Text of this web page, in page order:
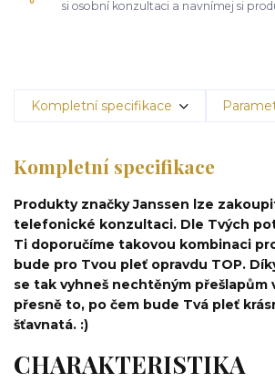
si osobní konzultaci a navnímej si
Kompletní specifikace
Kompletní specifikace
Produkty značky Janssen lze
telefonické konzultaci. Dle Tvých
Ti doporučíme takovou kombinaci
bude pro Tvou pleť opravdu TOP.
se tak vyhneš nechtěným přešlapům
přesně to, po čem bude Tvá pleť
šťavnatá. :)
CHARAKTERISTIKA